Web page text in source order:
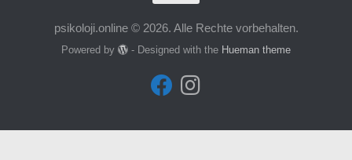
psikoloji.online © 2026. Alle Rechte vorbehalten.
Powered by - Designed with the Hueman theme